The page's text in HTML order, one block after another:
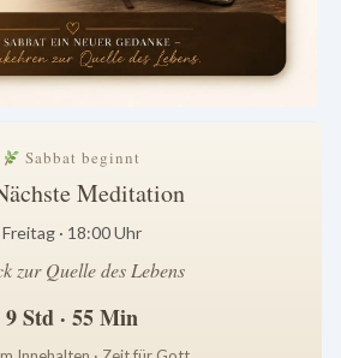
Sabbat beginnt
Meditation
Freitag · 18:00 Uhr
zur Quelle des Lebens
9 Std · 55 Min